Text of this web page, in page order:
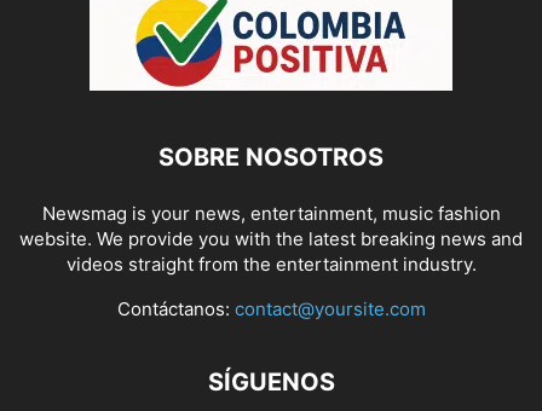
SOBRE NOSOTROS
Newsmag is your news, entertainment, music fashion
website. We provide you with the latest breaking news and
videos straight from the entertainment industry.
Contáctanos: contact@yoursite.com
SÍGUENOS